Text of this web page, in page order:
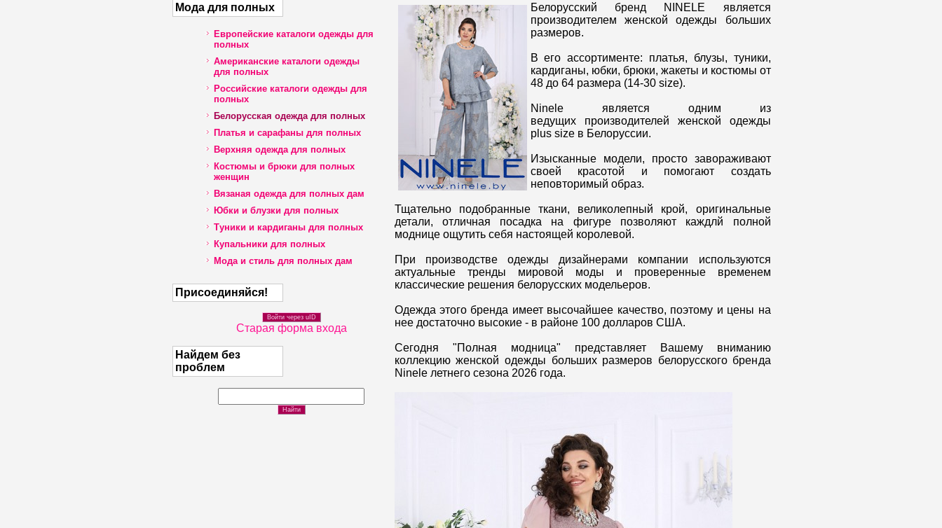
Мода для полных
Европейские каталоги одежды для
полных
Американские каталоги одежды
для полных
Российские каталоги одежды для
полных
Белорусская одежда для полных
Платья и сарафаны для полных
Верхняя одежда для полных
Костюмы и брюки для полных
женщин
Вязаная одежда для полных дам
Юбки и блузки для полных
Туники и кардиганы для полных
Купальники для полных
Мода и стиль для полных дам
Присоединяйся!
Войти через uID
Старая форма входа
Найдем без
проблем
Белорусский бренд NINELE является
производителем женской одежды больших
размеров.
В его ассортименте: платья, блузы, туники,
кардиганы, юбки, брюки, жакеты и костюмы от
48 до 64 размера (14-30 size).
Ninele является одним из
ведущих производителей женской одежды
plus size в Белоруссии.
Изысканные модели, просто завораживают
своей красотой и помогают создать
неповторимый образ.
Тщательно подобранные ткани, великолепный крой, оригинальные
детали, отличная посадка на фигуре позволяют каждлй полной
моднице ощутить себя настоящей королевой.
При производстве одежды дизайнерами компании используются
актуальные тренды мировой моды и проверенные временем
классические решения белорусских модельеров.
Одежда этого бренда имеет высочайшее качество, поэтому и цены на
нее достаточно высокие - в районе 100 долларов США.
Сегодня "Полная модница" представляет Вашему вниманию
коллекцию женской одежды больших размеров белорусского бренда
Ninele летнего сезона 2026 года.